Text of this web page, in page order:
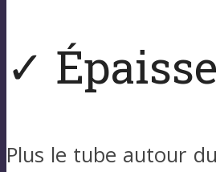
✓
Plus le tube autour